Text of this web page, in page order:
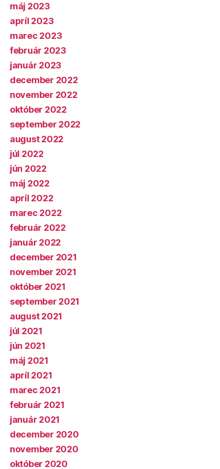
máj 2023
apríl 2023
marec 2023
február 2023
január 2023
december 2022
november 2022
október 2022
september 2022
august 2022
júl 2022
jún 2022
máj 2022
apríl 2022
marec 2022
február 2022
január 2022
december 2021
november 2021
október 2021
september 2021
august 2021
júl 2021
jún 2021
máj 2021
apríl 2021
marec 2021
február 2021
január 2021
december 2020
november 2020
október 2020